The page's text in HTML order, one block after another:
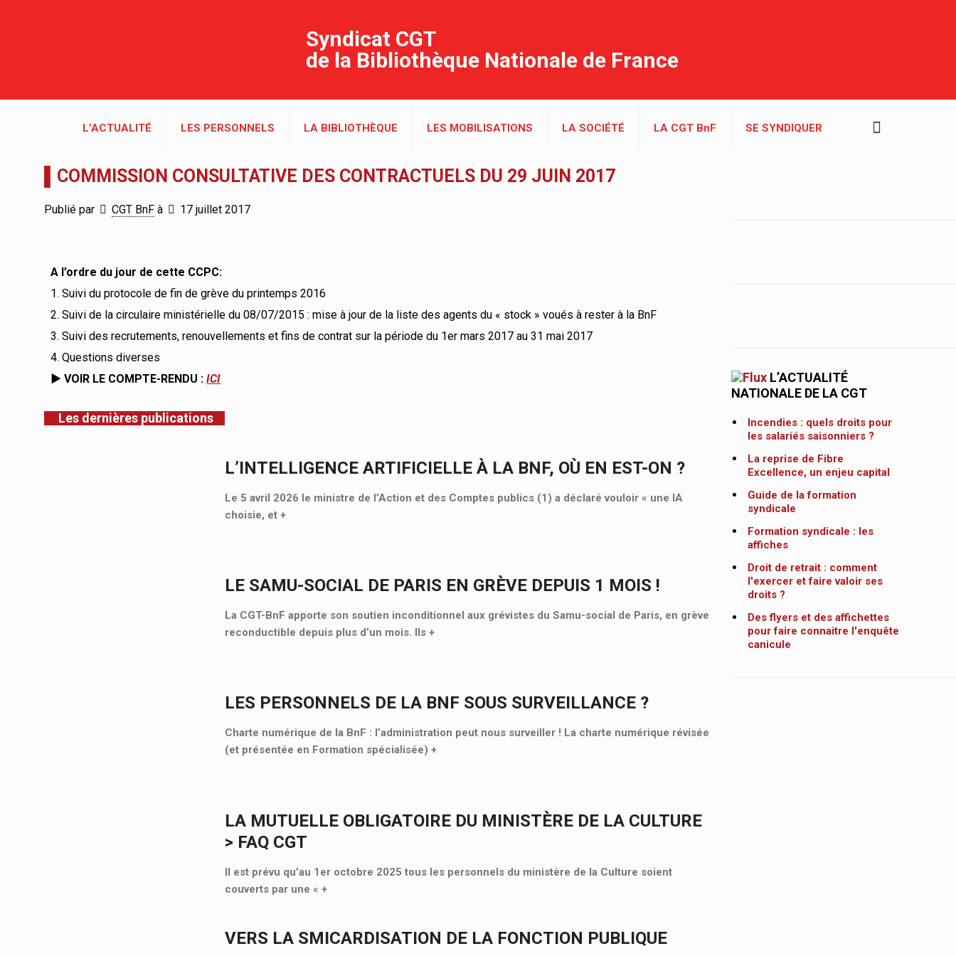
Syndicat CGT
de la Bibliothèque Nationale de France
L’ACTUALITÉ LES PERSONNELS LA BIBLIOTHÈQUE LES MOBILISATIONS LA SOCIÉTÉ LA CGT BnF SE SYNDIQUER
▌COMMISSION CONSULTATIVE DES CONTRACTUELS DU 29 JUIN 2017
Publié par CGT BnF à 17 juillet 2017
A l’ordre du jour de cette CCPC:
1. Suivi du protocole de fin de grève du printemps 2016
2. Suivi de la circulaire ministérielle du 08/07/2015 : mise à jour de la liste des agents du « stock » voués à rester à la BnF
3. Suivi des recrutements, renouvellements et fins de contrat sur la période du 1er mars 2017 au 31 mai 2017
4. Questions diverses
► VOIR LE COMPTE-RENDU :ICI
Les dernières publications
L’INTELLIGENCE ARTIFICIELLE À LA BNF, OÙ EN EST-ON ?
Le 5 avril 2026 le ministre de l’Action et des Comptes publics (1) a déclaré vouloir « une IA
choisie, et +
LE SAMU-SOCIAL DE PARIS EN GRÈVE DEPUIS 1 MOIS !
La CGT-BnF apporte son soutien inconditionnel aux grévistes du Samu-social de Paris, en grève
reconductible depuis plus d’un mois. Ils +
LES PERSONNELS DE LA BNF SOUS SURVEILLANCE ?
Charte numérique de la BnF : l’administration peut nous surveiller ! La charte numérique révisée
(et présentée en Formation spécialisée) +
LA MUTUELLE OBLIGATOIRE DU MINISTÈRE DE LA CULTURE
> FAQ CGT
Il est prévu qu’au 1er octobre 2025 tous les personnels du ministère de la Culture soient
couverts par une « +
VERS LA SMICARDISATION DE LA FONCTION PUBLIQUE
L’ACTUALITÉ
NATIONALE DE LA CGT
Incendies : quels droits pour
les salariés saisonniers ?
La reprise de Fibre
Excellence, un enjeu capital
Guide de la formation
syndicale
Formation syndicale : les
affiches
Droit de retrait : comment
l'exercer et faire valoir ses
droits ?
Des flyers et des affichettes
pour faire connaitre l'enquête
canicule